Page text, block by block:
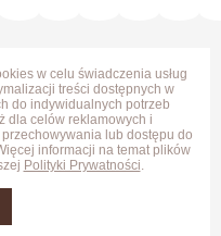
w celu świadczenia usług
treści dostępnych w
do indywidualnych potrzeb
dla celów reklamowych i
lub dostępu do
informacji na temat plików
Polityki Prywatności.